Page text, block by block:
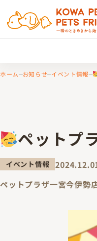
ホーム お知らせ イベント情報
ペットプ
イベント情報
ペットプラザ一宮今伊勢